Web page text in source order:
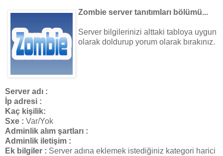
Zombie server tanıtımları bölümü...
Server bilgilerinizi alttaki tabloya uygun
olarak doldurup yorum olarak bırakınız.
Server adı :
İp adresi :
Kaç kişilik:
Sxe : Var/Yok
Adminlik alım şartları :
Adminlik iletişim :
Ek bilgiler : Server adına eklemek istediğiniz kategori harici